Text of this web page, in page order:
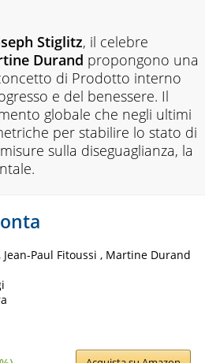
Stiglitz, il celebre
Durand propongono una
di Prodotto interno
e del benessere. Il
globale che negli ultimi
per stabilire lo stato di
sulla diseguaglianza, la
Paul Fitoussi , Martine Durand